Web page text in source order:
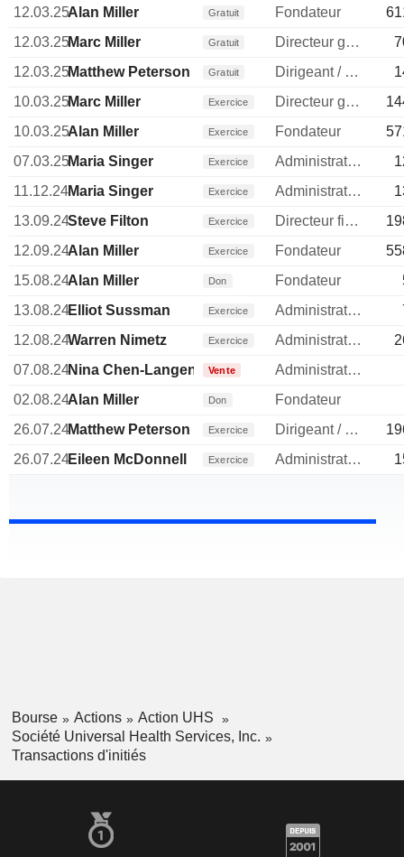
12.03.25Alan Miller Gratuit Fondateur
12.03.25Marc Miller Gratuit Directeur general
12.03.25Matthew Peterson Gratuit Dirigeant / cadre principal
10.03.25Marc Miller Exercice Directeur general
10.03.25Alan Miller Exercice Fondateur
07.03.25Maria Singer Exercice Administrateur
11.12.24Maria Singer Exercice Administrateur
13.09.24Steve Filton Exercice Directeur financier
12.09.24Alan Miller Exercice Fondateur
15.08.24Alan Miller Don Fondateur
13.08.24Elliot Sussman Exercice Administrateur
12.08.24Warren Nimetz Exercice Administrateur
07.08.24Nina Chen-Langenmayr
Vente
Administrateur
02.08.24Alan Miller Don
Fondateur
26.07.24Matthew Peterson Exercice Dirigeant / cadre principal
26.07.24Eileen McDonnell Exercice Administrateur
Bourse Actions
Action UHS
Société Universal Health Services, Inc.
Transactions d'initiés